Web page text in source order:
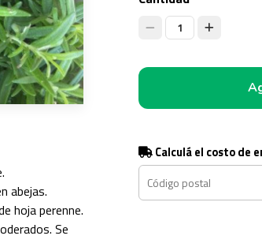
abejas.
hoja perenne.
Se
1
Calculá el costo de